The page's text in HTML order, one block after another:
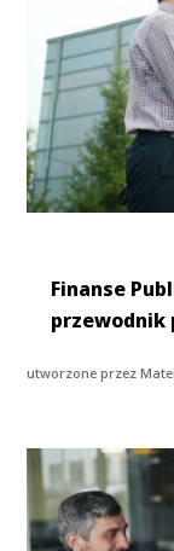
Finanse
przewodnik
utworzone przez